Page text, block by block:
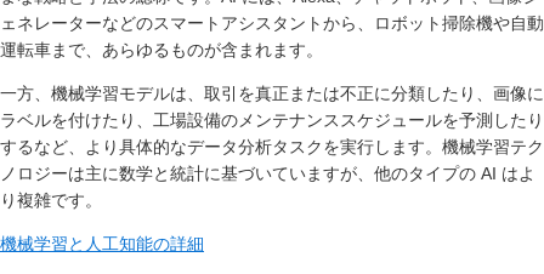
ェネレーターなどのスマートアシスタントから、ロボット掃除機や自動
運転車まで、あらゆるものが含まれます。
一方、機械学習モデルは、取引を真正または不正に分類したり、画像に
ラベルを付けたり、工場設備のメンテナンススケジュールを予測したり
するなど、より具体的なデータ分析タスクを実行します。機械学習テク
ノロジーは主に数学と統計に基づいていますが、他のタイプの AI はよ
り複雑です。
機械学習と人工知能の詳細